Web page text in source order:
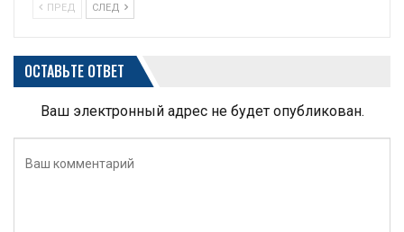
ПРЕД СЛЕД
ОСТАВЬТЕ ОТВЕТ
Ваш электронный адрес не будет опубликован.